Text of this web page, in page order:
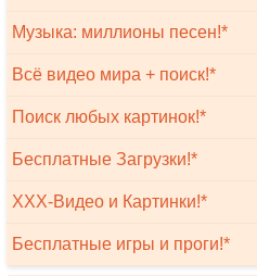
Музыка: миллионы песен!*
Всё видео мира + поиск!*
Поиск любых картинок!*
Бесплатные Загрузки!*
XXX-Видео и Картинки!*
Бесплатные игры и проги!*